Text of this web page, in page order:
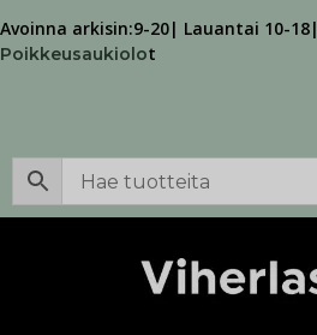
Avoinna arkisin:9-20| Lauantai 10-
Poikkeusaukiolot